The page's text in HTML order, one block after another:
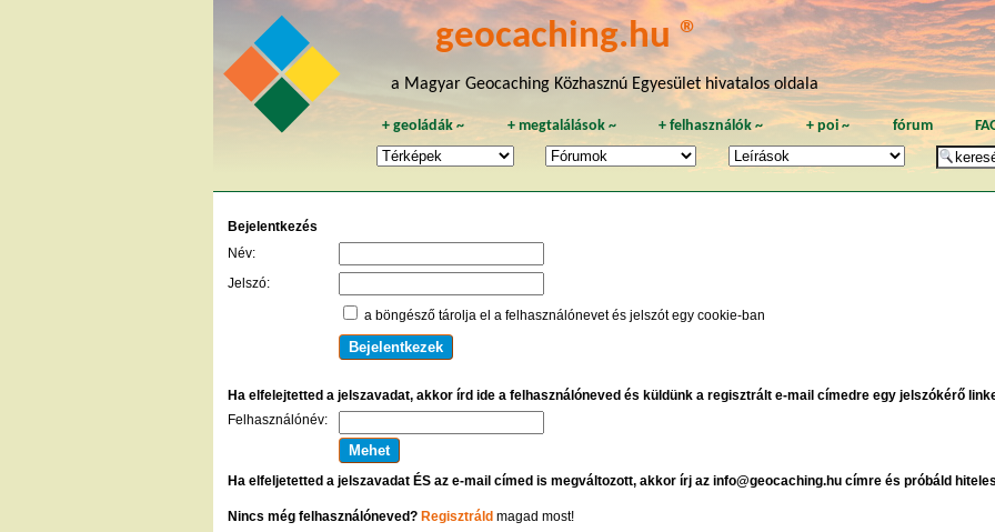
geocaching.hu ®
a Magyar Geocaching Közhasznú Egyesület hivatalos oldala
+geoládák~ + megtalálások~ +felhasználók ~ + poi~ fórum
Bejelentkezés
Név:
Jelszó:
a böngésző tárolja el a felhasználónevet és jelszót egy cookie-ban
Ha elfelejtetted a jelszavadat, akkor írd ide a felhasználóneved és küldünk a regisztrált e-mail címedre egy jelszókérő
Felhasználónév:
Ha elfeljetetted a jelszavadat ÉS az e-mail címed is megváltozott, akkor írj az info@geocaching.hu címre és próbáld
Nincs még felhasználóneved? Regisztráld magad most!